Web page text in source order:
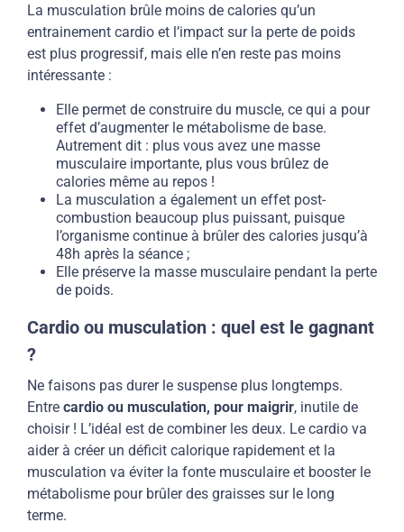
La musculation brûle moins de calories qu’un
entrainement cardio et l’impact sur la perte de poids
est plus progressif, mais elle n’en reste pas moins
intéressante :
Elle permet de construire du muscle, ce qui a pour
effet d’augmenter le métabolisme de base.
Autrement dit : plus vous avez une masse
musculaire importante, plus vous brûlez de
calories même au repos !
La musculation a également un effet post-
combustion beaucoup plus puissant, puisque
l’organisme continue à brûler des calories jusqu’à
48h après la séance ;
Elle préserve la masse musculaire pendant la perte
de poids.
Cardio ou musculation : quel est le gagnant
?
Ne faisons pas durer le suspense plus longtemps.
Entre cardio ou musculation, pour maigrir, inutile de
choisir ! L’idéal est de combiner les deux. Le cardio va
aider à créer un déficit calorique rapidement et la
musculation va éviter la fonte musculaire et booster le
métabolisme pour brûler des graisses sur le long
terme.